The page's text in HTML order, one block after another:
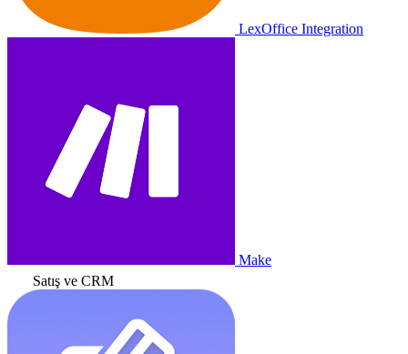
LexOffice Integration
Make
Satış ve CRM